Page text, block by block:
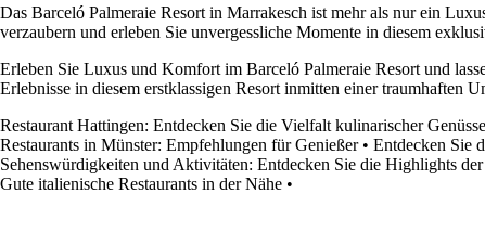
Das Barceló Palmeraie Resort in Marrakesch ist mehr als nur ein
verzaubern und erleben Sie unvergessliche Momente in diesem
Erleben Sie Luxus und Komfort im Barceló Palmeraie Resort und
Erlebnisse in diesem erstklassigen Resort inmitten einer traumhaften
Restaurant Hattingen: Entdecken Sie die Vielfalt kulinarischer Genüsse
Restaurants in Münster: Empfehlungen für Genießer• Entdecken Sie
Sehenswürdigkeiten und Aktivitäten: Entdecken Sie die Highlights
Gute italienische Restaurants in der Nähe •